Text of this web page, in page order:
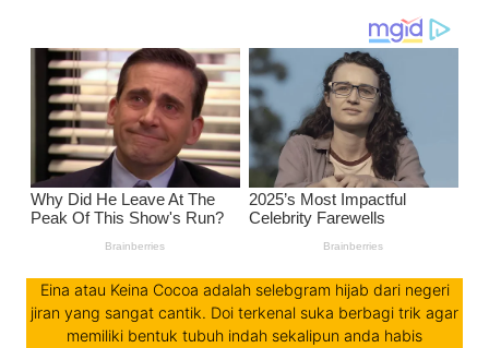
Eina atau Keina Cocoa adalah selebgram hijab dari negeri
jiran yang sangat cantik. Doi terkenal suka berbagi trik agar
memiliki bentuk tubuh indah sekalipun anda habis